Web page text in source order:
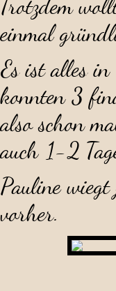
Trotzdem
einmal
Es ist alles
konnten 3
also schon
auch 1-2
Pauline
vorher.